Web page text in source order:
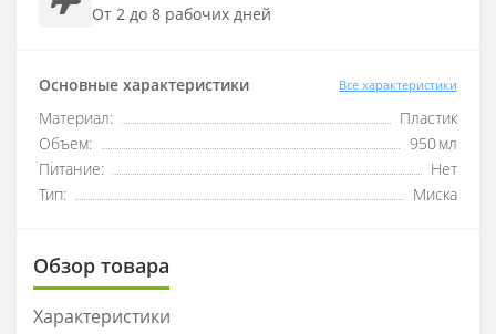
От 2 до 8 рабочих дней
Основные характеристики Все характеристики
Материал:
Пластик
Объем:
950 мл
Питание:
Нет
Тип:
Миска
Обзор товара
Характеристики